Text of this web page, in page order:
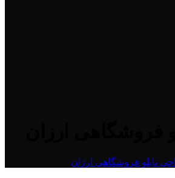
تابلو فروشگاهی ارزان